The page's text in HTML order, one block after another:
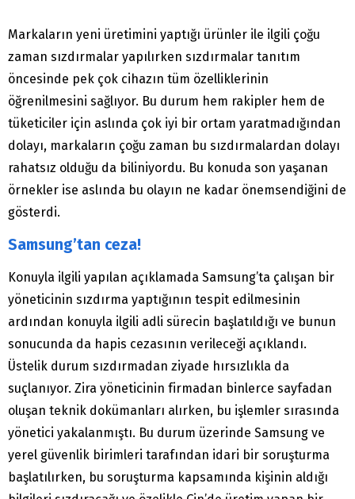
Markaların yeni üretimini yaptığı ürünler ile ilgili çoğu
zaman sızdırmalar yapılırken sızdırmalar tanıtım
öncesinde pek çok cihazın tüm özelliklerinin
öğrenilmesini sağlıyor. Bu durum hem rakipler hem de
tüketiciler için aslında çok iyi bir ortam yaratmadığından
dolayı, markaların çoğu zaman bu sızdırmalardan dolayı
rahatsız olduğu da biliniyordu. Bu konuda son yaşanan
örnekler ise aslında bu olayın ne kadar önemsendiğini de
gösterdi.
Samsung’tan ceza!
Konuyla ilgili yapılan açıklamada Samsung’ta çalışan bir
yöneticinin sızdırma yaptığının tespit edilmesinin
ardından konuyla ilgili adli sürecin başlatıldığı ve bunun
sonucunda da hapis cezasının verileceği açıklandı.
Üstelik durum sızdırmadan ziyade hırsızlıkla da
suçlanıyor. Zira yöneticinin firmadan binlerce sayfadan
oluşan teknik dokümanları alırken, bu işlemler sırasında
yönetici yakalanmıştı. Bu durum üzerinde Samsung ve
yerel güvenlik birimleri tarafından idari bir soruşturma
başlatılırken, bu soruşturma kapsamında kişinin aldığı